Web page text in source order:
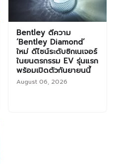
Bentley ตีความ
‘Bentley Diamond’
ใหม่ ดีไซน์ระดับซิกเนเจอร์
ในยนตรกรรม EV รุ่นแรก
พร้อมเปิดตัวกันยายนนี้
August 06, 2026